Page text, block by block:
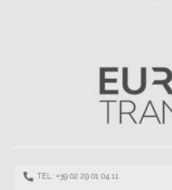
TEL: +39 02 29 01 04 11